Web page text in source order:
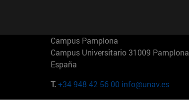
Campus Pamplona
Campus Universitario 31009 Pamplona
España
T.+34 948 42 56 00 info@unav.es